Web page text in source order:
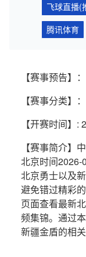
飞球直播(
腾讯体育
【赛事预告】
【赛事分类】
【开赛时间】:
【赛事简介】
北京时间2026-
北京勇士以及
避免错过精彩
页面查看最新
频集锦。通过
新疆金盾的相关